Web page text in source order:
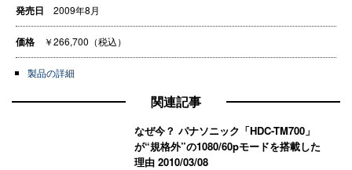
発売日 2009年8月
価格 ￥266,700（税込）
製品の詳細
関連記事
なぜ今？ パナソニック「HDC-TM700」
が“規格外”の1080/60pモードを搭載した
理由2010/03/08